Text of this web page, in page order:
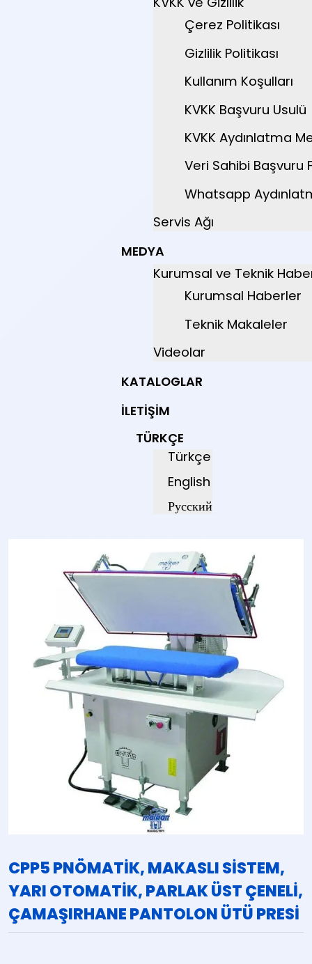
Çerez Politikası
Gizlilik Politikası
Kullanım Koşulları
KVKK Başvuru Usulü
KVKK Aydınlatma
Veri Sahibi Başvuru
Whatsapp
Servis Ağı
MEDYA
Kurumsal ve Teknik
Kurumsal Haberler
Teknik Makaleler
Videolar
KATALOGLAR
İLETIŞIM
TÜRKÇE
Türkçe
English
Русский
CPP5 PNÖMATİK, MAKASLI SİSTEM,
YARI OTOMATİK, PARLAK ÜST ÇENELİ,
ÇAMAŞIRHANE PANTOLON ÜTÜ PRESİ